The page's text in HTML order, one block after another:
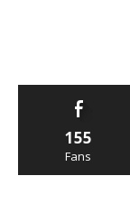
155
Fans